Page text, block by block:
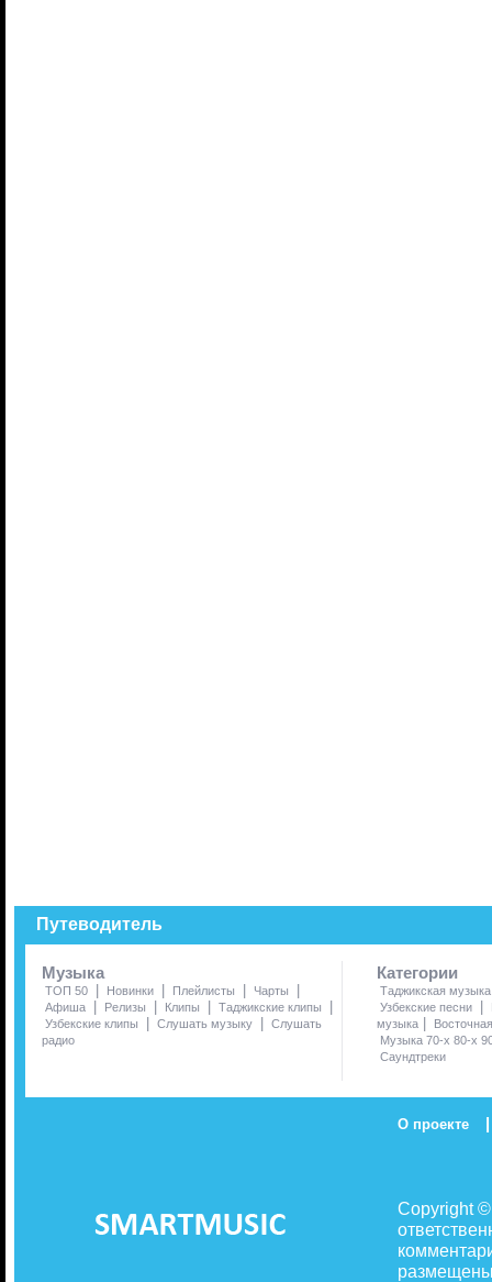
Путеводитель
Музыка
ТОП 50 | Новинки | Плейлисты | Чарты |
Афиша | Релизы | Клипы | Таджикские клипы |
Узбекские клипы | Слушать музыку | Слушать
радио
Категории
Таджикская музыка
Узбекские песни
|
музыка |
Музыка 70-х 80-х
Саундтреки
О проекте |
Copyright
размещены